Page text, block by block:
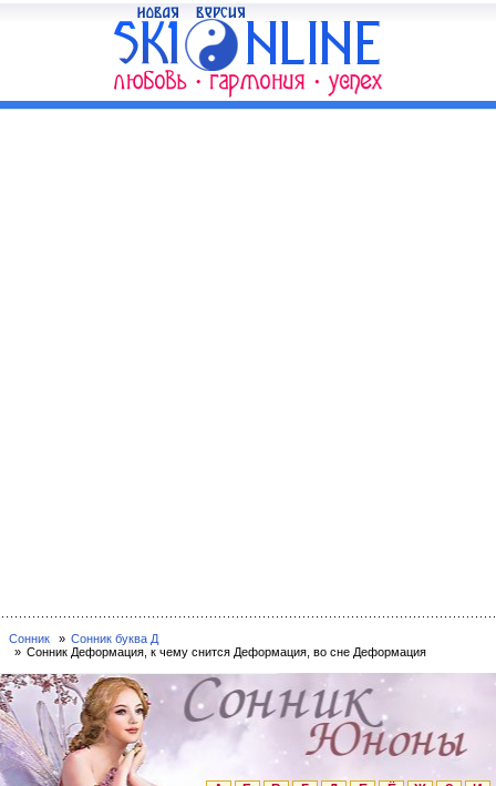
Сонник
Сонник буква Д
Сонник Деформация, к чему снится Деформация, во сне Деформация